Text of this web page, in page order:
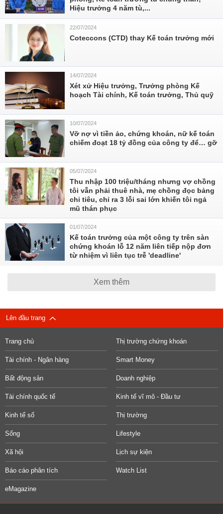
Hiệu trưởng 4 năm tù,...
22/07/2024
Coteccons (CTD) thay Kế toán trưởng mới
14/07/2024
Xét xử Hiệu trưởng, Trưởng phòng Kế
hoạch Tài chính, Kế toán trưởng, Thủ quỹ
10/07/2024
Vỡ nợ vì tiền ảo, chứng khoán, nữ kế toán
chiếm đoạt 18 tỷ đồng của công ty để… gỡ
05/07/2024
Thu nhập 100 triệu/tháng nhưng vợ chồng
tôi vẫn phải thuê nhà, mẹ chồng đọc bảng
chi tiêu, chỉ ra 3 lỗi sai lớn khiến tôi ngả
mũ thán phục
01/07/2024
Kế toán trưởng của một công ty trên sàn
chứng khoán lỗ 12 năm liên tiếp nộp đơn
từ nhiệm vì liên tục trễ 'deadline'
Xem thêm
Lên đầu trang
Trang chủ Thị trường chứng khoán
Tài chính - Ngân hàng Smart Money
Bất động sản Doanh nghiệp
Tài chính quốc tế Kinh tế vĩ mô - Đầu tư
Kinh tế số Thị trường
Sống Lifestyle
Xã hội Lịch sự kiện
Báo cáo phân tích Watch List
eMagazine